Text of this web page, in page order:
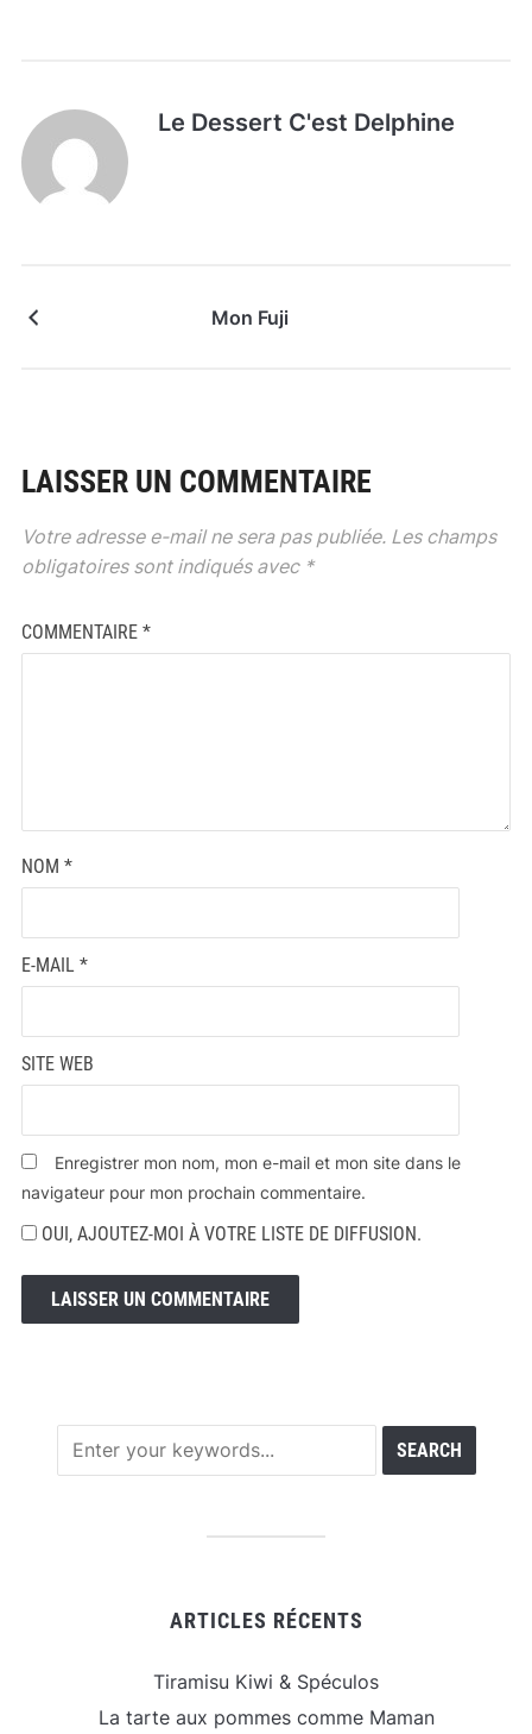
Le Dessert C'est Delphine
Mon Fuji
LAISSER UN COMMENTAIRE
Votre adresse e-mail ne sera pas publiée. Les champs
obligatoires sont indiqués avec *
COMMENTAIRE *
NOM *
E-MAIL *
SITE WEB
Enregistrer mon nom, mon e-mail et mon site dans le
navigateur pour mon prochain commentaire.
OUI, AJOUTEZ-MOI À VOTRE LISTE DE DIFFUSION.
ARTICLES RÉCENTS
Tiramisu Kiwi & Spéculos
La tarte aux pommes comme Maman